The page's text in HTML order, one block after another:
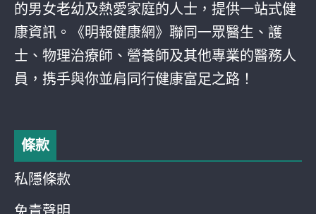
的男女老幼及熱愛家庭的人士，提供一站式健
康資訊。《明報健康網》聯同一眾醫生、護
士、物理治療師、營養師及其他專業的醫務人
員，携手與你並肩同行健康富足之路！
條款
私隱條款